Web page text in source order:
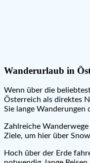
Wanderurlaub in
Wenn über die
Österreich als direktes
Sie lange Wanderungen
Zahlreiche
Ziele, um hier über
Hoch über der Erde